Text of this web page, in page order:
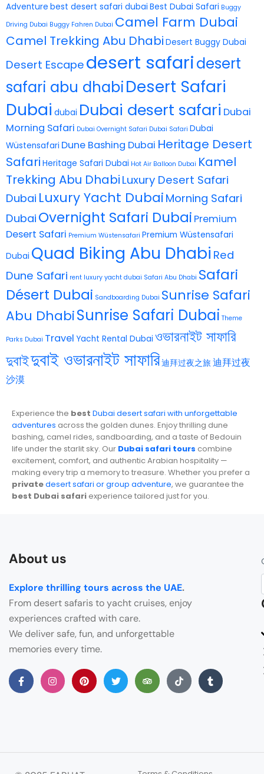
Adventure best desert safari dubai Best Dubai Safari Buggy
Driving Dubai Buggy Fahren Dubai Camel Farm Dubai
Camel Trekking Abu Dhabi Desert Buggy Dubai
Desert Escape desert safaridesert
safari abu dhabiDesert Safari
Dubai dubai Dubai desert safari Dubai
Morning Safari Dubai Overnight Safari Dubai Safari Dubai
Wüstensafari Dune Bashing Dubai Heritage Desert
Safari Heritage Safari Dubai Hot Air Balloon Dubai Kamel
Trekking Abu Dhabi Luxury Desert Safari
Dubai Luxury Yacht Dubai Morning Safari
Dubai Overnight Safari Dubai Premium
Desert Safari Premium Wüstensafari Premium Wüstensafari
Dubai Quad Biking Abu Dhabi Red
Dune Safari rent luxury yacht dubai Safari Abu Dhabi Safari
Désert Dubai Sandboarding Dubai Sunrise Safari
Abu DhabiSunrise Safari Dubai Theme
Parks Dubai Travel Yacht Rental Dubai ওভারনাইট সাফারি
দুবাইদুবাই ওভারনাইট সাফারি迪拜过夜之旅迪拜过夜
沙漠
Experience the best Dubai desert safari with unforgettable
adventures across the golden dunes. Enjoy thrilling dune
bashing, camel rides, sandboarding, and a taste of Bedouin
life under the starlit sky. Our Dubai safari tours combine
excitement, comfort, and authentic Arabian hospitality —
making every trip a memory to treasure. Whether you prefer a
privatedesert safari or group adventure, we guarantee the
best Dubai safari experience tailored just for you.
About us
Explore thrilling tours across the UAE.
From desert safaris to yacht cruises, enjoy
experiences crafted with care.
We deliver safe, fun, and unforgettable
memories every time.